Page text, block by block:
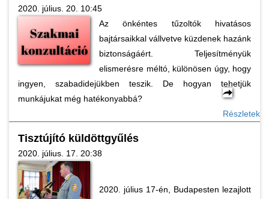
2020. július. 20. 10:45
Az önkéntes tűzoltók hivatásos
bajtársaikkal vállvetve küzdenek hazánk
biztonságáért. Teljesítményük
elismerésre méltó, különösen úgy, hogy
ingyen, szabadidejükben teszik. De hogyan tehetjük
munkájukat még hatékonyabbá?
Részletek
Tisztújító küldöttgyűlés
2020. július. 17. 20:38
2020. július 17-én, Budapesten lezajlott